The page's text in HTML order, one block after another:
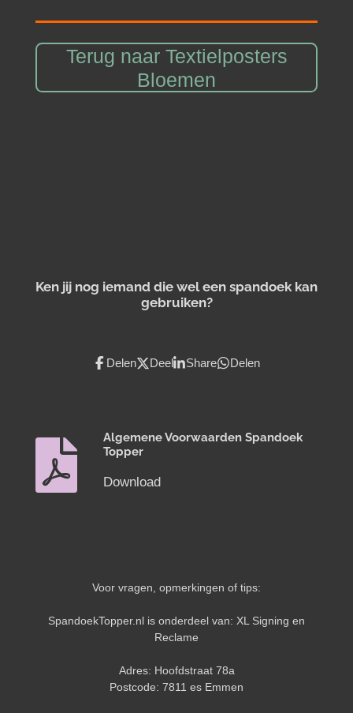
Terug naar Textielposters
Bloemen
Ken jij nog iemand die wel een spandoek kan
gebruiken?
Delen Deel Share Delen
Algemene Voorwaarden Spandoek
Topper
Download
Voor vragen, opmerkingen of tips:
SpandoekTopper.nl is onderdeel van: XL Signing en
Reclame
Adres: Hoofdstraat 78a
Postcode: 7811 es Emmen